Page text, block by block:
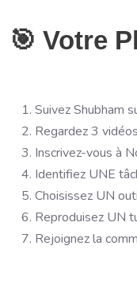
🎯 Votre
Suivez Shubham
Regardez 3
Inscrivez-vous à
Identifiez UNE
Choisissez UN
Reproduisez UN
Rejoignez la